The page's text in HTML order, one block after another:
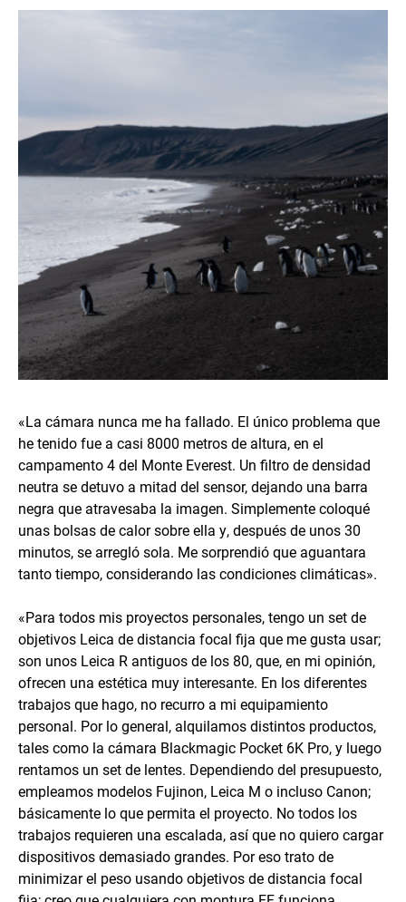
«La cámara nunca me ha fallado. El único problema que
he tenido fue a casi 8000 metros de altura, en el
campamento 4 del Monte Everest. Un filtro de densidad
neutra se detuvo a mitad del sensor, dejando una barra
negra que atravesaba la imagen. Simplemente coloqué
unas bolsas de calor sobre ella y, después de unos 30
minutos, se arregló sola. Me sorprendió que aguantara
tanto tiempo, considerando las condiciones climáticas».
«Para todos mis proyectos personales, tengo un set de
objetivos Leica de distancia focal fija que me gusta usar;
son unos Leica R antiguos de los 80, que, en mi opinión,
ofrecen una estética muy interesante. En los diferentes
trabajos que hago, no recurro a mi equipamiento
personal. Por lo general, alquilamos distintos productos,
tales como la cámara Blackmagic Pocket 6K Pro, y luego
rentamos un set de lentes. Dependiendo del presupuesto,
empleamos modelos Fujinon, Leica M o incluso Canon;
básicamente lo que permita el proyecto. No todos los
trabajos requieren una escalada, así que no quiero cargar
dispositivos demasiado grandes. Por eso trato de
minimizar el peso usando objetivos de distancia focal